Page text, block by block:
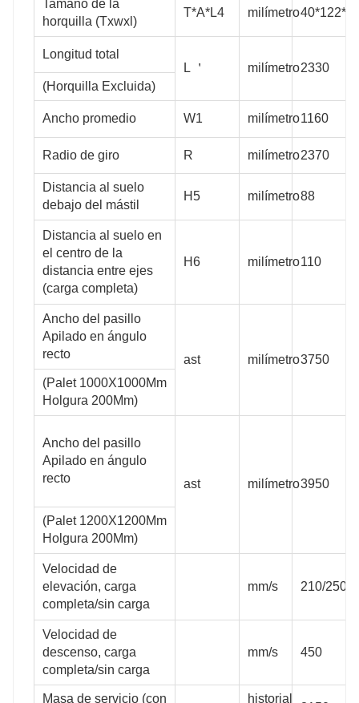
Tamaño de la
horquilla (Txwxl)
T*A*L4 milímetro
Longitud total
L
＇ milímetro2330
(Horquilla Excluida)
Ancho promedio W1 milímetro1160
Radio de giro R milímetro2370
Distancia al suelo
debajo del mástil
H5 milímetro88
Distancia al suelo en
el centro de la
distancia entre ejes
(carga completa)
H6 milímetro110
Ancho del pasillo
Apilado en ángulo
recto
ast milímetro3750
(Palet 1000X1000Mm
Holgura 200Mm)
Ancho del pasillo
Apilado en ángulo
recto
ast milímetro3950
(Palet 1200X1200Mm
Holgura 200Mm)
Velocidad de
elevación, carga
completa/sin carga
mm/s 210/250
Velocidad de
descenso, carga
completa/sin carga
mm/s 450
Masa de servicio (con historial